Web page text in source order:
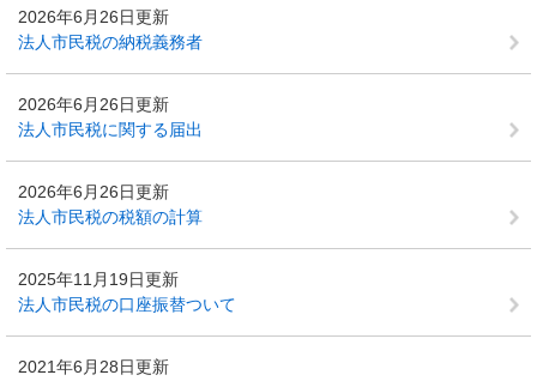
2026年6月26日更新
法人市民税の納税義務者
2026年6月26日更新
法人市民税に関する届出
2026年6月26日更新
法人市民税の税額の計算
2025年11月19日更新
法人市民税の口座振替ついて
2021年6月28日更新